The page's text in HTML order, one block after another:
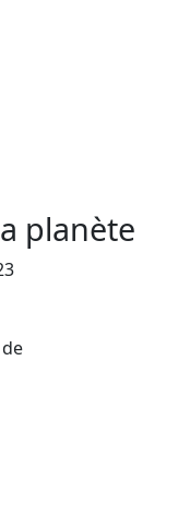
planète
de sortie du film